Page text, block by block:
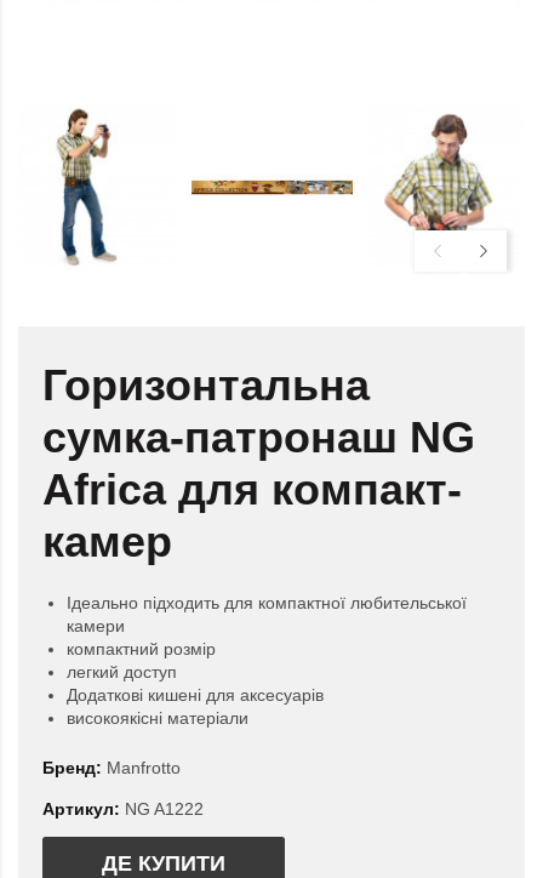
Горизонтальна
сумка-патронаш NG
Africa для компакт-
камер
Ідеально підходить для компактної любительської
камери
компактний розмір
легкий доступ
Додаткові кишені для аксесуарів
високоякісні матеріали
Бренд: Manfrotto
Артикул: NG A1222
ДЕ КУПИТИ